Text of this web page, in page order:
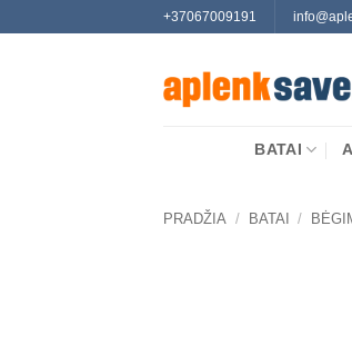
+37067009191
BATAI
PRADŽIA / BATAI /